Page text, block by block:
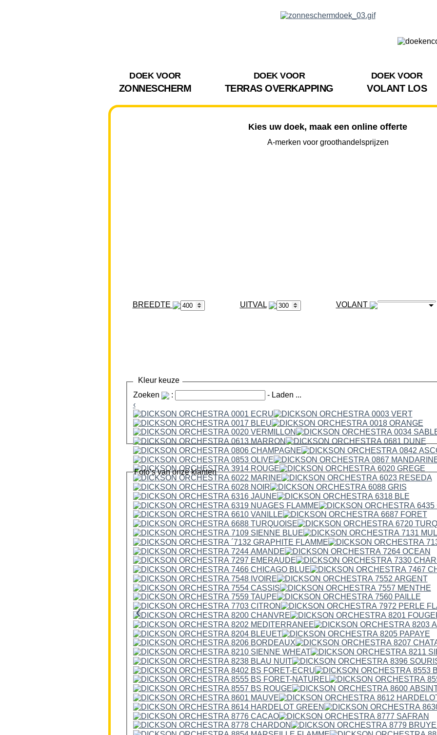
DOEK VOOR
ZONNESCHERM
DOEK VOOR
TERRAS OVERKAPPING
DOEK VOOR
VOLANT LOS
Kies uw doek, maak een online offerte
A-merken voor groothandelsprijzen
BREEDTE VOLANT
Kleur keuze
Zoeken
: - Laden ...
‹
Foto’s van onze klanten
‹